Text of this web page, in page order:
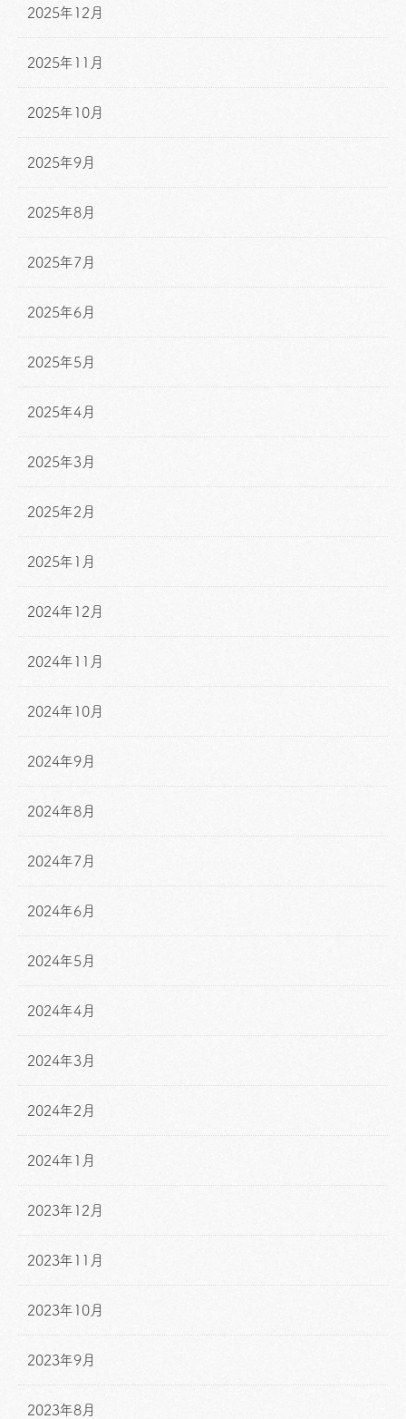
2025年12月
2025年11月
2025年10月
2025年9月
2025年8月
2025年7月
2025年6月
2025年5月
2025年4月
2025年3月
2025年2月
2025年1月
2024年12月
2024年11月
2024年10月
2024年9月
2024年8月
2024年7月
2024年6月
2024年5月
2024年4月
2024年3月
2024年2月
2024年1月
2023年12月
2023年11月
2023年10月
2023年9月
2023年8月